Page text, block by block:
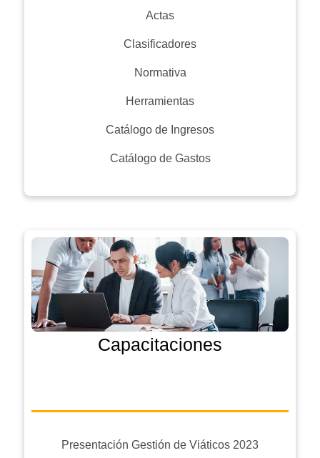
Actas
Clasificadores
Normativa
Herramientas
Catálogo de Ingresos
Catálogo de Gastos
Capacitaciones
Presentación Gestión de Viáticos 2023